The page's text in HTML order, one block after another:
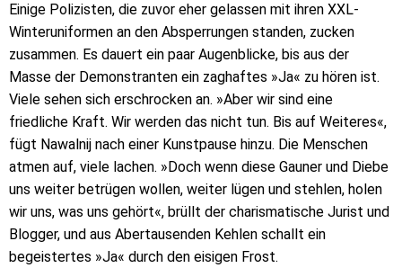
Einige Polizisten, die zuvor eher gelassen mit ihren XXL-
Winteruniformen an den Absperrungen standen, zucken
zusammen. Es dauert ein paar Augenblicke, bis aus der
Masse der Demonstranten ein zaghaftes »Ja« zu hören ist.
Viele sehen sich erschrocken an. »Aber wir sind eine
friedliche Kraft. Wir werden das nicht tun. Bis auf Weiteres«,
fügt Nawalnij nach einer Kunstpause hinzu. Die Menschen
atmen auf, viele lachen. »Doch wenn diese Gauner und Diebe
uns weiter betrügen wollen, weiter lügen und stehlen, holen
wir uns, was uns gehört«, brüllt der charismatische Jurist und
Blogger, und aus Abertausenden Kehlen schallt ein
begeistertes »Ja« durch den eisigen Frost.